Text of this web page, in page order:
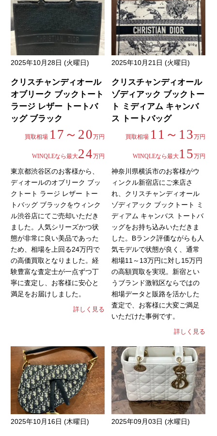
2025年10月28日 (火曜日)
クリスチャンディオール
オブリーク ブックトート
ラージ レザー トートバ
ッグ ブラック
買取相場 17～20万円
WINQLEなら最大24万円
東京都渋谷区のお客様から、
ディオールのオブリーク ブッ
クトート ラージ レザー トー
トバッグ ブラックをウィンク
ル渋谷店にてご売却いただき
ました。人気シリーズかつ状
態が非常に良い美品であった
ため、相場を上回る24万円で
の高価買取となりました。経
験豊富な査定士が一点ずつ丁
寧に査定し、お客様に安心と
満足をお届けしました。
詳しく見る
2025年10月21日 (火曜日)
クリスチャンディオール
ゾディアック ブックトー
ト ミディアム キャンバ
ス トートバッグ
買取相場 11～13万円
WINQLEなら最大15万円
神奈川県横浜市のお客様がウ
ィンクル新宿店にご来店さ
れ、クリスチャンディオール
ゾディアック ブックトート ミ
ディアム キャンバス トートバ
ッグをお持ち込みいただきま
した。Bランク評価ながらも人
気モデルで状態が良く、通常
相場11～13万円に対し15万円
の高額買取を実現。新宿とい
うブランド激戦区ならではの
相場データと販路を活かした
査定で、お客様に大変ご満足
いただけた事例です。
詳しく見る
2025年10月16日 (木曜日) 2025年09月03日 (水曜日)